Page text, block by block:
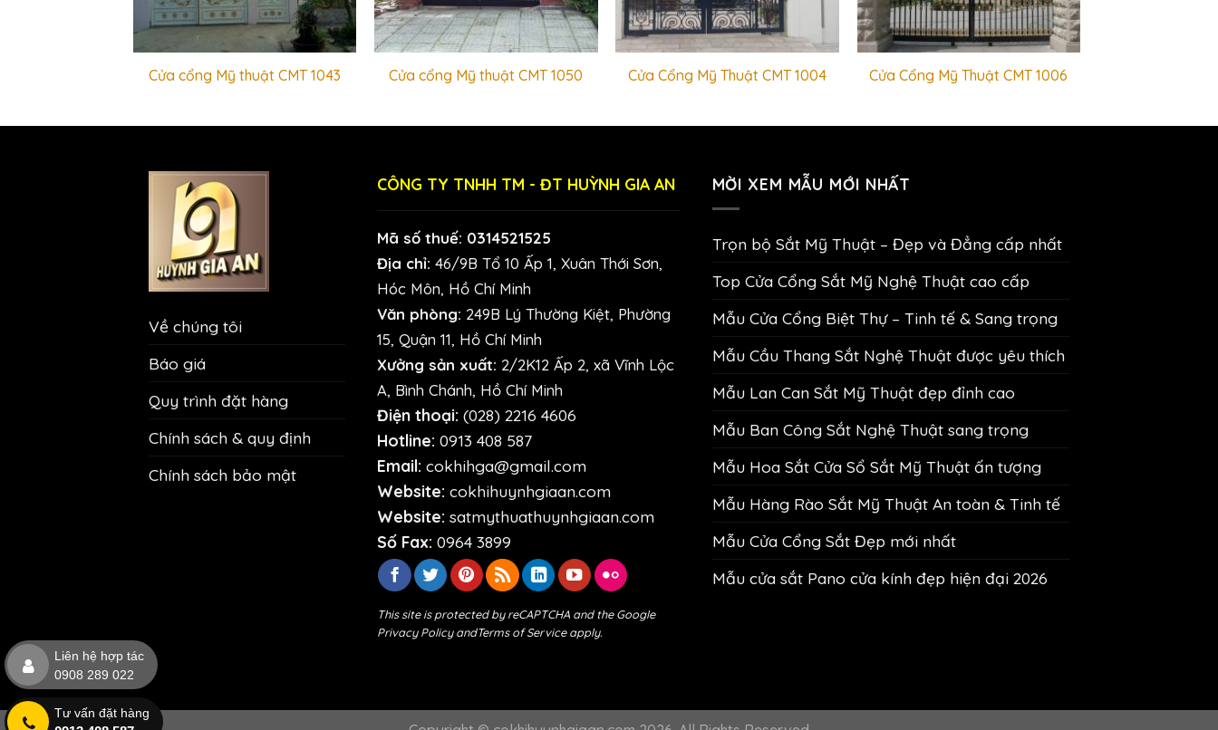
Cửa cổng Mỹ thuật CMT 1043 Cửa cổng Mỹ thuật CMT 1050 Cửa Cổng Mỹ Thuật CMT 1004 Cửa Cổng Mỹ Thuật CMT 1006
Về chúng tôi
Báo giá
Quy trình đặt hàng
Chính sách & quy định
Chính sách bảo mật
CÔNG TY TNHH TM - ĐT HUỲNH GIA AN
Mã số thuế: 0314521525
Địa chỉ: 46/9B Tổ 10 Ấp 1, Xuân Thới Sơn,
Hóc Môn, Hồ Chí Minh
Văn phòng: 249B Lý Thường Kiệt, Phường
15, Quận 11, Hồ Chí Minh
Xưởng sản xuất: 2/2K12 Ấp 2, xã Vĩnh Lộc
A, Bình Chánh, Hồ Chí Minh
Điện thoại: (028) 2216 4606
Hotline: 0913 408 587
Email: cokhihga@gmail.com
Website: cokhihuynhgiaan.com
Website: satmythuathuynhgiaan.com
Số Fax: 0964 3899
This site is protected by reCAPTCHA and the Google
Privacy PolicyandTerms of Serviceapply.
MỜI XEM MẪU MỚI NHẤT
Trọn bộ Sắt Mỹ Thuật – Đẹp và Đẳng cấp nhất
Top Cửa Cổng Sắt Mỹ Nghệ Thuật cao cấp
Mẫu Cửa Cổng Biệt Thự – Tinh tế & Sang trọng
Mẫu Cầu Thang Sắt Nghệ Thuật được yêu thích
Mẫu Lan Can Sắt Mỹ Thuật đẹp đỉnh cao
Mẫu Ban Công Sắt Nghệ Thuật sang trọng
Mẫu Hoa Sắt Cửa Sổ Sắt Mỹ Thuật ấn tượng
Mẫu Hàng Rào Sắt Mỹ Thuật An toàn & Tinh tế
Mẫu Cửa Cổng Sắt Đẹp mới nhất
Mẫu cửa sắt Pano cửa kính đẹp hiện đại 2026
Liên hệ hợp tác
0908 289 022
Tư vấn đặt hàng